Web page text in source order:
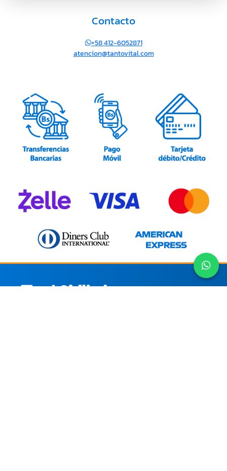
Contacto
+58 412-6052871
atencion@tantovital.com
Un producto exclusivode AGS